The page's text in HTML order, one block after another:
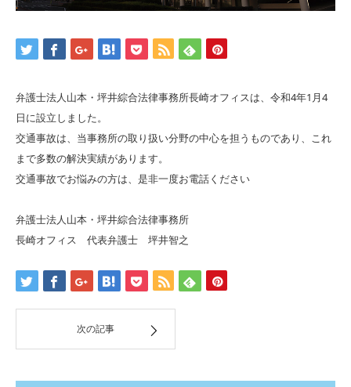
弁護士法人山本・坪井綜合法律事務所長崎オフィスは、令和4年1月4
日に設立しました。
交通事故は、当事務所の取り扱い分野の中心を担うものであり、これ
まで多数の解決実績があります。
交通事故でお悩みの方は、是非一度お電話ください
弁護士法人山本・坪井綜合法律事務所
長崎オフィス 代表弁護士 坪井智之
次の記事